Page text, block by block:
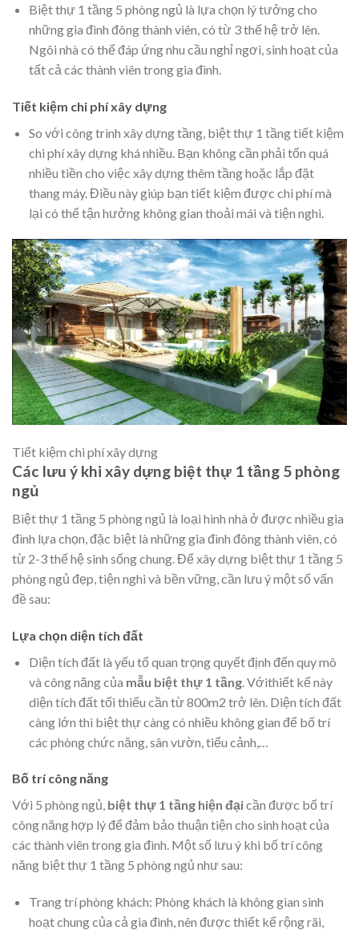
Biệt thự 1 tầng 5 phòng ngủ là lựa chọn lý tưởng cho
những gia đình đông thành viên, có từ 3 thế hệ trở lên.
Ngôi nhà có thể đáp ứng nhu cầu nghỉ ngơi, sinh hoạt của
tất cả các thành viên trong gia đình.
Tiết kiệm chi phí xây dựng
So với công trình xây dựng tầng, biệt thự 1 tầng tiết kiệm
chi phí xây dựng khá nhiều. Bạn không cần phải tốn quá
nhiều tiền cho việc xây dựng thêm tầng hoặc lắp đặt
thang máy. Điều này giúp bạn tiết kiệm được chi phí mà
lại có thể tận hưởng không gian thoải mái và tiện nghi.
Tiết kiệm chi phí xây dựng
Các lưu ý khi xây dựng biệt thự 1 tầng 5 phòng
ngủ
Biệt thự 1 tầng 5 phòng ngủ là loại hình nhà ở được nhiều gia
đình lựa chọn, đặc biệt là những gia đình đông thành viên, có
từ 2-3 thế hệ sinh sống chung. Để xây dựng biệt thự 1 tầng 5
phòng ngủ đẹp, tiện nghi và bền vững, cần lưu ý một số vấn
đề sau:
Lựa chọn diện tích đất
Diện tích đất là yếu tố quan trọng quyết định đến quy mô
và công năng của mẫu biệt thự 1 tầng. Vớithiết kế này
diện tích đất tối thiểu cần từ 800m2 trở lên. Diện tích đất
càng lớn thì biệt thự càng có nhiều không gian để bố trí
các phòng chức năng, sân vườn, tiểu cảnh,…
Bố trí công năng
Với 5 phòng ngủ, biệt thự 1 tầng hiện đạicần được bố trí
công năng hợp lý để đảm bảo thuận tiện cho sinh hoạt của
các thành viên trong gia đình. Một số lưu ý khi bố trí công
năng biệt thự 1 tầng 5 phòng ngủ như sau:
Trang trí phòng khách: Phòng khách là không gian sinh
hoạt chung của cả gia đình, nên được thiết kế rộng rãi,